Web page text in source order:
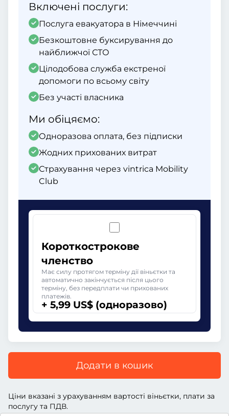
Включені послуги:
Послуга евакуатора в Німеччині
Безкоштовне буксирування до
найближчої СТО
Цілодобова служба екстреної
допомоги по всьому світу
Без участі власника
Ми обіцяємо:
Одноразова оплата, без підписки
Жодних прихованих витрат
Страхування через vintrica Mobility
Club
Короткострокове
членство
Має силу протягом терміну дії віньєтки та
автоматично закінчується після цього
терміну, без передплати чи прихованих
платежів.
+ 5,99 US$ (одноразово)
Додати в кошик
Ціни вказані з урахуванням вартості віньєтки, плати за
послугу та ПДВ.